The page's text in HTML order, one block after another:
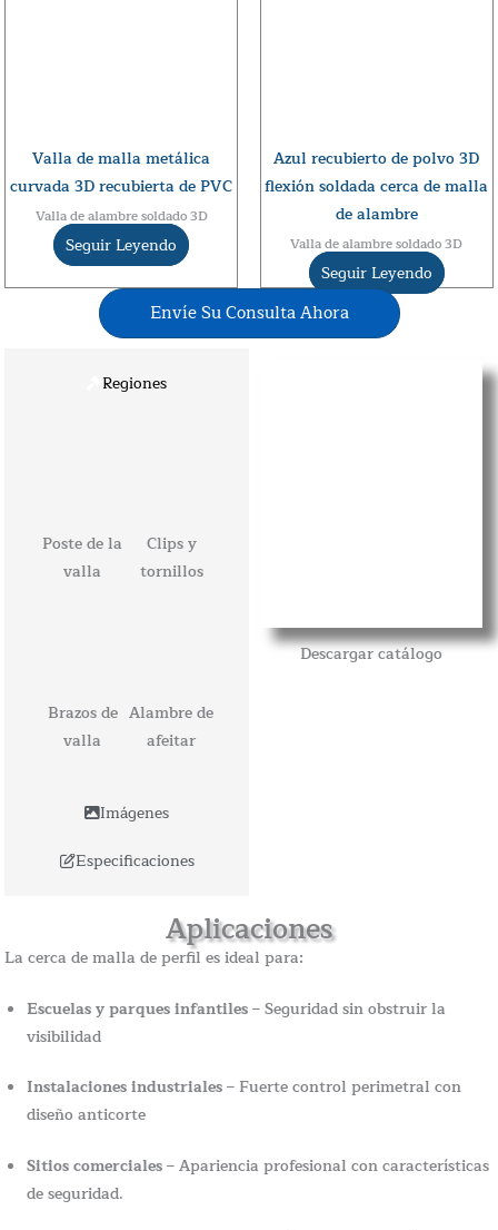
Valla de malla metálica
curvada 3D recubierta de PVC
Valla de alambre soldado 3D
Seguir Leyendo
Azul recubierto de polvo 3D
flexión soldada cerca de malla
de alambre
Valla de alambre soldado 3D
Seguir Leyendo
Envíe Su Consulta Ahora
Regiones
Imágenes
Especificaciones
Poste de la
valla
Clips y
tornillos
Brazos de
valla
Alambre de
afeitar
Descargar catálogo
Aplicaciones
La cerca de malla de perfil es ideal para:
Escuelas y parques infantiles– Seguridad sin obstruir la
visibilidad
Instalaciones industriales– Fuerte control perimetral con
diseño anticorte
Sitios comerciales– Apariencia profesional con características
de seguridad.